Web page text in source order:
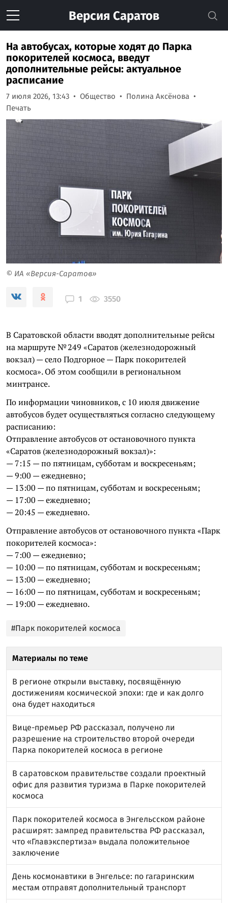
Версия Саратов
На автобусах, которые ходят до Парка
покорителей космоса, введут
дополнительные рейсы: актуальное
расписание
7 июля 2026, 13:43 Общество
Полина Аксёнова
Печать
© ИА «Версия-Саратов»
1 3550
В Саратовской области вводят дополнительные рейсы
на маршруте № 249 «Саратов (железнодорожный
вокзал) — село Подгорное — Парк покорителей
космоса». Об этом сообщили в региональном
минтрансе.
По информации чиновников, с 10 июля движение
автобусов будет осуществляться согласно следующему
расписанию:
Отправление автобусов от остановочного пункта
«Саратов (железнодорожный вокзал)»:
— 7:15 — по пятницам, субботам и воскресеньям;
— 9:00 — ежедневно;
— 13:00 — по пятницам, субботам и воскресеньям;
— 17:00 — ежедневно;
— 20:45 — ежедневно.
Отправление автобусов от остановочного пункта «Парк
покорителей космоса»:
— 7:00 — ежедневно;
— 10:00 — по пятницам, субботам и воскресеньям;
— 13:00 — ежедневно;
— 16:00 — по пятницам, субботам и воскресеньям;
— 19:00 — ежедневно.
#Парк покорителей космоса
Материалы по теме
В регионе открыли выставку, посвящённую
достижениям космической эпохи: где и как долго
она будет находиться
Вице-премьер РФ рассказал, получено ли
разрешение на строительство второй очереди
Парка покорителей космоса в регионе
В саратовском правительстве создали проектный
офис для развития туризма в Парке покорителей
космоса
Парк покорителей космоса в Энгельсском районе
расширят: зампред правительства РФ рассказал,
что «Главэкспертиза» выдала положительное
заключение
День космонавтики в Энгельсе: по гагаринским
местам отправят дополнительный транспорт